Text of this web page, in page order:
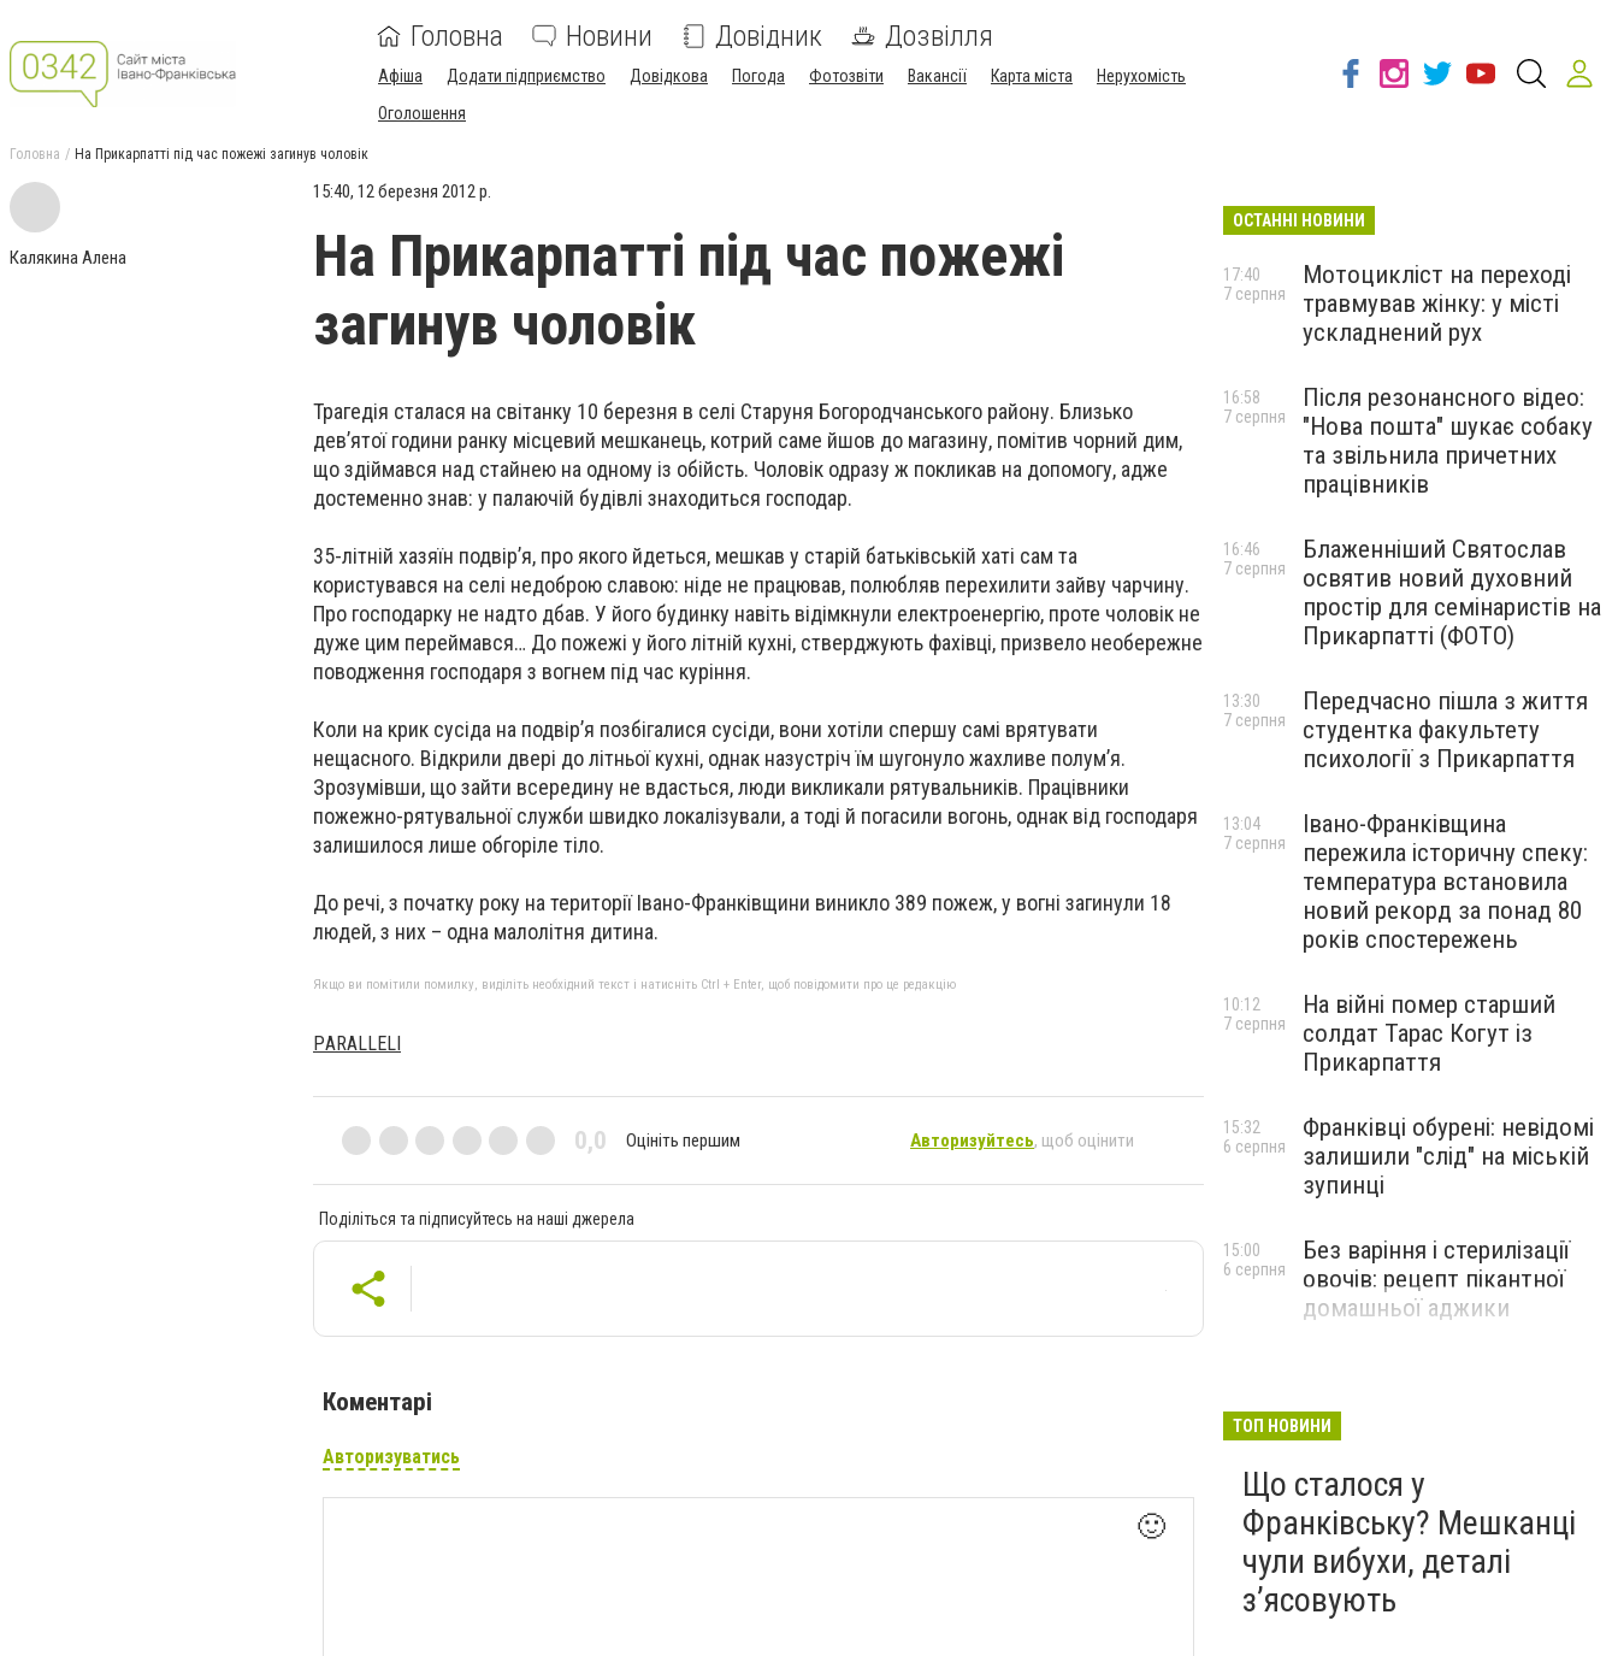
Головна Новини Довідник Дозвілля
Афіша Додати підприємство Довідкова Погода Фотозвіти Вакансії Карта міста
Нерухомість
Оголошення
Головна На Прикарпатті під час пожежі загинув чоловік
Калякина Алена
15:40, 12 березня 2012 р.
На Прикарпатті під час пожежі
загинув чоловік
Трагедія сталася на світанку 10 березня в селі Старуня Богородчанського району. Близько
дев’ятої години ранку місцевий мешканець, котрий саме йшов до магазину, помітив чорний дим,
що здіймався над стайнею на одному із обійсть. Чоловік одразу ж покликав на допомогу, адже
достеменно знав: у палаючій будівлі знаходиться господар.
35-літній хазяїн подвір’я, про якого йдеться, мешкав у старій батьківській хаті сам та
користувався на селі недоброю славою: ніде не працював, полюбляв перехилити зайву чарчину.
Про господарку не надто дбав. У його будинку навіть відімкнули електроенергію, проте чоловік не
дуже цим переймався… До пожежі у його літній кухні, стверджують фахівці, призвело необережне
поводження господаря з вогнем під час куріння.
Коли на крик сусіда на подвір’я позбігалися сусіди, вони хотіли спершу самі врятувати
нещасного. Відкрили двері до літньої кухні, однак назустріч їм шугонуло жахливе полум’я.
Зрозумівши, що зайти всередину не вдасться, люди викликали рятувальників. Працівники
пожежно-рятувальної служби швидко локалізували, а тоді й погасили вогонь, однак від господаря
залишилося лише обгоріле тіло.
До речі, з початку року на території Івано-Франківщини виникло 389 пожеж, у вогні загинули 18
людей, з них – одна малолітня дитина.
Якщо ви помітили помилку, виділіть необхідний текст і натисніть Ctrl + Enter, щоб повідомити про це редакцію
РARALLELI
0,0 Оцініть першим Авторизуйтесь, щоб оцінити
Поділіться та підписуйтесь на наші джерела
Коментарі
Авторизуватись
🙂
ОСТАННІ НОВИНИ
Мотоцикліст на переході
травмував жінку: у місті
ускладнений рух
17:40
7 серпня
Після резонансного відео:
"Нова пошта" шукає собаку
та звільнила причетних
працівників
16:58
7 серпня
Блаженніший Святослав
освятив новий духовний
простір для семінаристів на
Прикарпатті (ФОТО)
16:46
7 серпня
Передчасно пішла з життя
студентка факультету
психології з Прикарпаття
13:30
7 серпня
Івано-Франківщина
пережила історичну спеку:
температура встановила
новий рекорд за понад 80
років спостережень
13:04
7 серпня
На війні помер старший
солдат Тарас Когут із
Прикарпаття
10:12
7 серпня
Франківці обурені: невідомі
залишили "слід" на міській
зупинці
15:32
6 серпня
Без варіння і стерилізації
овочів: рецепт пікантної
домашньої аджики
15:00
6 серпня
ТОП НОВИНИ
Що сталося у
Франківську? Мешканці
чули вибухи, деталі
з’ясовують